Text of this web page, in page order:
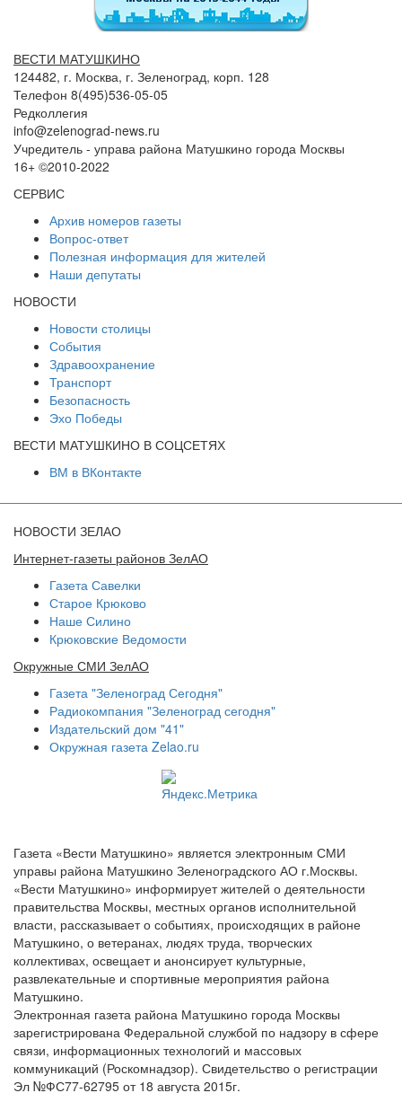
ВЕСТИ МАТУШКИНО
124482, г. Москва, г. Зеленоград, корп. 128
Телефон 8(495)536-05-05
Редколлегия
info@zelenograd-news.ru
Учредитель - управа района Матушкино города Москвы
16+ ©2010-2022
СЕРВИС
Архив номеров газеты
Вопрос-ответ
Полезная информация для жителей
Наши депутаты
НОВОСТИ
Новости столицы
События
Здравоохранение
Транспорт
Безопасность
Эхо Победы
ВЕСТИ МАТУШКИНО В СОЦСЕТЯХ
ВМ в ВКонтакте
НОВОСТИ ЗЕЛАО
Интернет-газеты районов ЗелАО
Газета Савелки
Старое Крюково
Наше Силино
Крюковские Ведомости
Окружные СМИ ЗелАО
Газета "Зеленоград Сегодня"
Радиокомпания "Зеленоград сегодня"
Издательский дом "41"
Окружная газета Zelao.ru
Газета «Вести Матушкино» является электронным СМИ
управы района Матушкино Зеленоградского АО г.Москвы.
«Вести Матушкино» информирует жителей о деятельности
правительства Москвы, местных органов исполнительной
власти, рассказывает о событиях, происходящих в районе
Матушкино, о ветеранах, людях труда, творческих
коллективах, освещает и анонсирует культурные,
развлекательные и спортивные мероприятия района
Матушкино.
Электронная газета района Матушкино города Москвы
зарегистрирована Федеральной службой по надзору в сфере
связи, информационных технологий и массовых
коммуникаций (Роскомнадзор). Свидетельство о регистрации
Эл №ФС77-62795 от 18 августа 2015г.